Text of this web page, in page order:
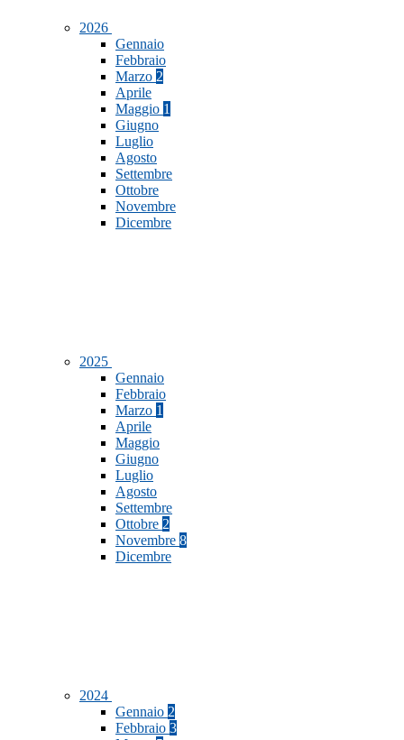
2026
Gennaio
Febbraio
Marzo 2
Aprile
Maggio 1
Giugno
Luglio
Agosto
Settembre
Ottobre
Novembre
Dicembre
2025
Gennaio
Febbraio
Marzo 1
Aprile
Maggio
Giugno
Luglio
Agosto
Settembre
Ottobre 2
Novembre 8
Dicembre
2024
Gennaio 2
Febbraio 3